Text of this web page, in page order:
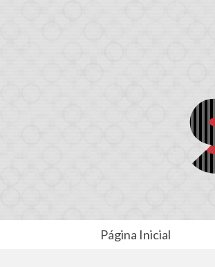
Página Inicial